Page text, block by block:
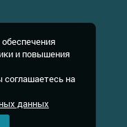
и повышения
соглашаетесь на
данных